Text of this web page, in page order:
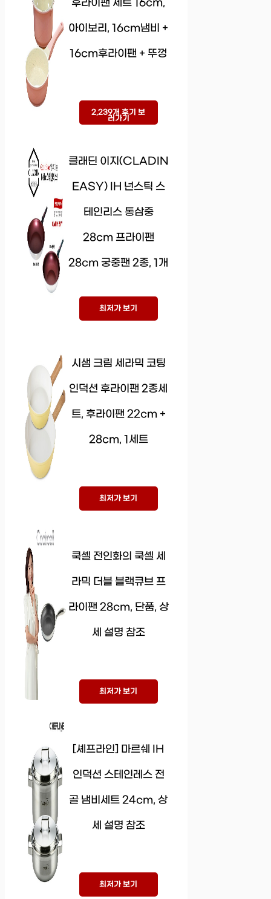
후라이팬 세트 16cm,
아이보리, 16cm냄비 +
16cm후라이팬 + 뚜껑
2,239개 후기 보
러가기
클래딘 이지(CLADIN
EASY) IH 넌스틱 스
테인리스 통삼중
28cm 프라이팬
28cm 궁중팬 2종, 1개
최저가 보기
시샘 크림 세라믹 코팅
인덕션 후라이팬 2종세
트, 후라이팬 22cm +
28cm, 1세트
최저가 보기
쿡셀 전인화의 쿡셀 세
라믹 더블 블랙큐브 프
라이팬 28cm, 단품, 상
세 설명 참조
최저가 보기
[셰프라인] 마르쉐 IH
인덕션 스테인레스 전
골 냄비세트 24cm, 상
세 설명 참조
최저가 보기